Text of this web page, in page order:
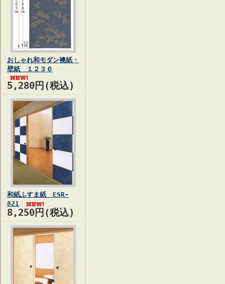
おしゃれ和モダン襖紙・
壁紙 １２３６
5,280円(税込)
和紙ふすま紙 ESR-
821
8,250円(税込)